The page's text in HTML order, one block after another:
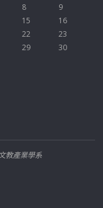
8
9
15
16
22
23
29
30
教產業學系